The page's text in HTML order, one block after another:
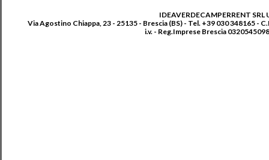
IDEAVERDECAMPERRENT SRL
Via Agostino Chiappa, 23 - 25135 - Brescia (BS) - Tel. +39 030 348165 -
i.v. - Reg.Imprese Brescia